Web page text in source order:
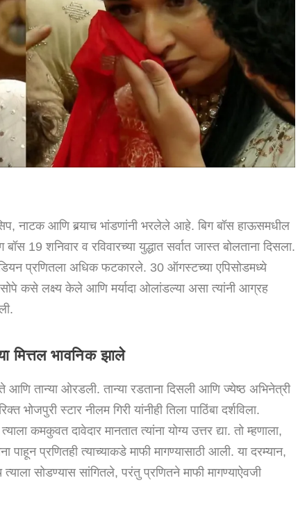
नाटक आणि बर्‍याच भांडणांनी भरलेले आहे. बिग बॉस हाऊसमधील
19 शनिवार व रविवारच्या युद्धात सर्वात जास्त बोलताना दिसला.
प्रणितला अधिक फटकारले. 30 ऑगस्टच्या एपिसोडमध्ये
सोपे कसे लक्ष्य केले आणि मर्यादा ओलांडल्या असा त्यांनी आग्रह
मित्तल भावनिक झाले
तान्या ओरडली. तान्या रडताना दिसली आणि ज्येष्ठ अभिनेत्री
भोजपुरी स्टार नीलम गिरी यांनीही तिला पाठिंबा दर्शविला.
कमकुवत दावेदार मानतात त्यांना योग्य उत्तर द्या. तो म्हणाला,
पाहून प्रणितही त्याच्याकडे माफी मागण्यासाठी आली. या दरम्यान,
त्याला सोडण्यास सांगितले, परंतु प्रणितने माफी मागण्याऐवजी